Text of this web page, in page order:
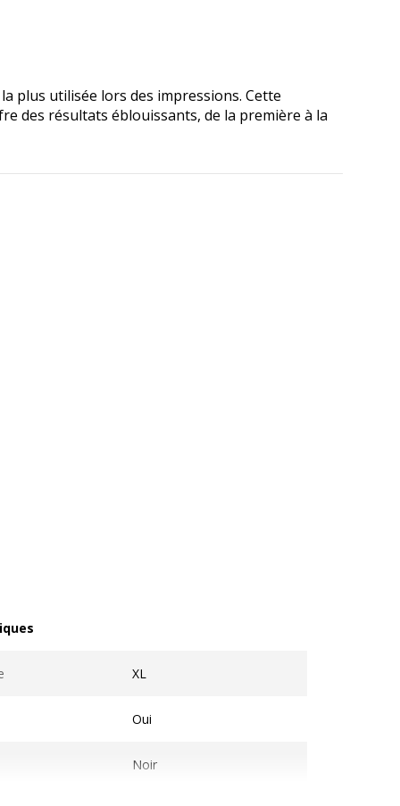
plus utilisée lors des impressions. Cette
des résultats éblouissants, de la première à la
XL
Oui
Noir